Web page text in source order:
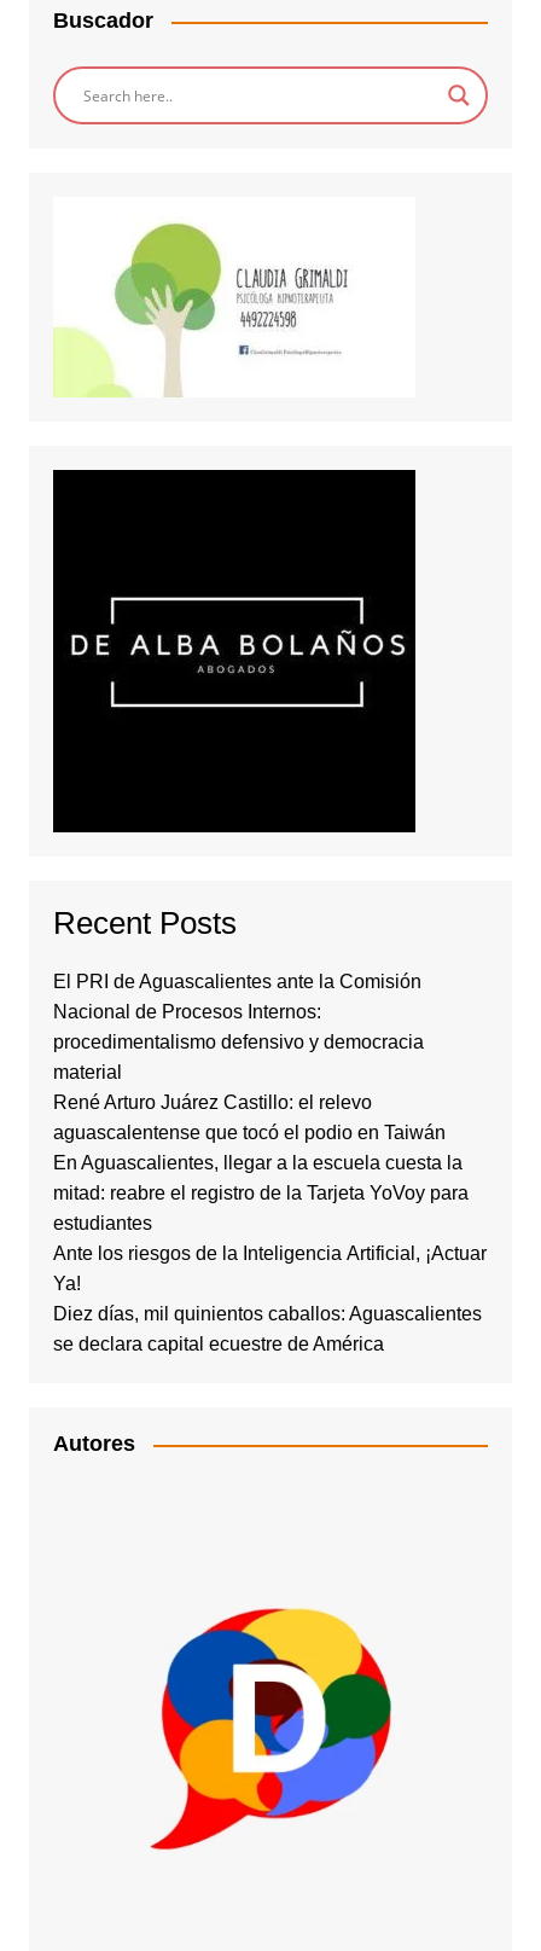
Buscador
Recent Posts
El PRI de Aguascalientes ante la Comisión
Nacional de Procesos Internos:
procedimentalismo defensivo y democracia
material
René Arturo Juárez Castillo: el relevo
aguascalentense que tocó el podio en Taiwán
En Aguascalientes, llegar a la escuela cuesta la
mitad: reabre el registro de la Tarjeta YoVoy para
estudiantes
Ante los riesgos de la Inteligencia Artificial, ¡Actuar
Ya!
Diez días, mil quinientos caballos: Aguascalientes
se declara capital ecuestre de América
Autores